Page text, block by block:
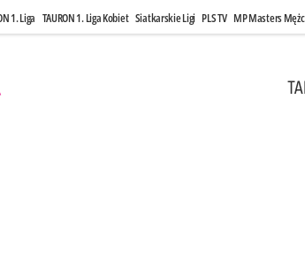
1. Liga TAURON 1. Liga Kobiet Siatkarskie Ligi PLS TV MP Masters